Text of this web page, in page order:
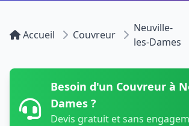
Accueil Couvreur
Neuville-
les-Dames
Besoin d'un Couvreur à
Dames ?
Devis gratuit et sans